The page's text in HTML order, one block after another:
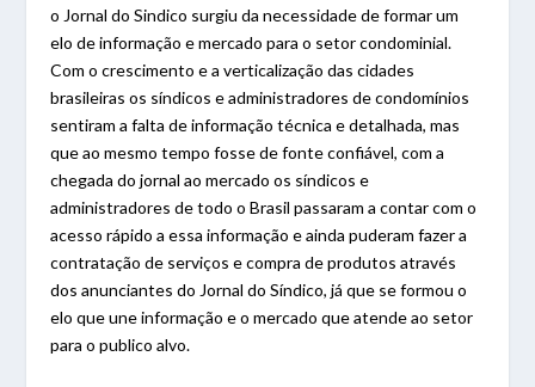
o Jornal do Sindico surgiu da necessidade de formar um
elo de informação e mercado para o setor condominial.
Com o crescimento e a verticalização das cidades
brasileiras os síndicos e administradores de condomínios
sentiram a falta de informação técnica e detalhada, mas
que ao mesmo tempo fosse de fonte confiável, com a
chegada do jornal ao mercado os síndicos e
administradores de todo o Brasil passaram a contar com o
acesso rápido a essa informação e ainda puderam fazer a
contratação de serviços e compra de produtos através
dos anunciantes do Jornal do Síndico, já que se formou o
elo que une informação e o mercado que atende ao setor
para o publico alvo.